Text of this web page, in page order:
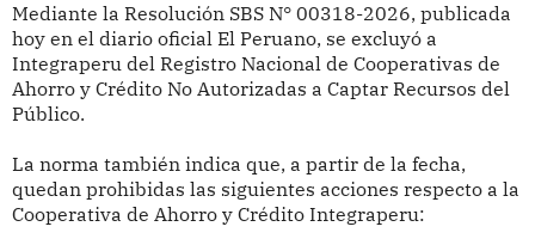
Mediante la Resolución SBS N° 00318-2026, publicada
hoy en el diario oficial El Peruano, se excluyó a
Integraperu del Registro Nacional de Cooperativas de
Ahorro y Crédito No Autorizadas a Captar Recursos del
Público.
La norma también indica que, a partir de la fecha,
quedan prohibidas las siguientes acciones respecto a la
Cooperativa de Ahorro y Crédito Integraperu: